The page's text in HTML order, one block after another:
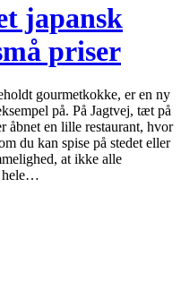
japansk
priser
gourmetkokke, er en ny
på. På Jagtvej, tæt på
åbnet en lille restaurant, hvor
du kan spise på stedet eller
at ikke alle
hele…